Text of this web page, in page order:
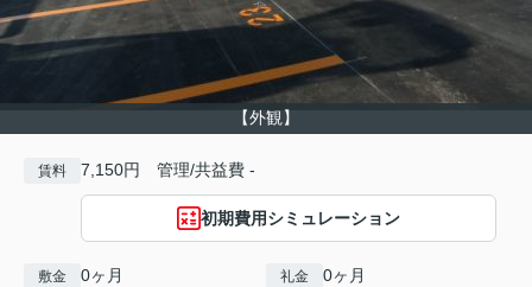
【外観】
賃料 7,150円 管理/共益費 -
初期費用シミュレーション
敷金 0ヶ月 礼金 0ヶ月